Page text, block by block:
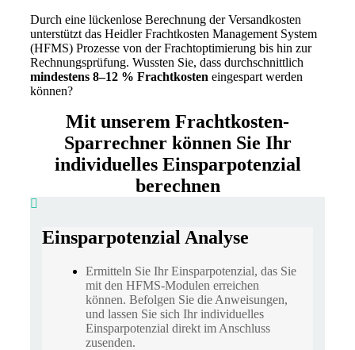
Durch eine lückenlose Berechnung der Versandkosten
unterstützt das Heidler Frachtkosten Management System
(HFMS) Prozesse von der Frachtoptimierung bis hin zur
Rechnungsprüfung. Wussten Sie, dass durchschnittlich
mindestens 8–12 % Frachtkosten eingespart werden
können?
Mit unserem Frachtkosten-
Sparrechner können Sie Ihr
individuelles Einsparpotenzial
berechnen
Einsparpotenzial Analyse
Ermitteln Sie Ihr Einsparpotenzial, das Sie
mit den HFMS-Modulen erreichen
können. Befolgen Sie die Anweisungen,
und lassen Sie sich Ihr individuelles
Einsparpotenzial direkt im Anschluss
zusenden.